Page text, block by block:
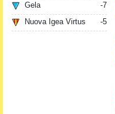
Gela
-7
Nuova Igea Virtus
-5